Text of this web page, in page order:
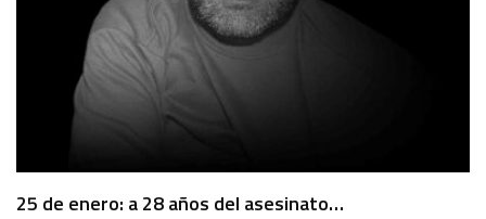
25 de enero: a 28 años del asesinato…